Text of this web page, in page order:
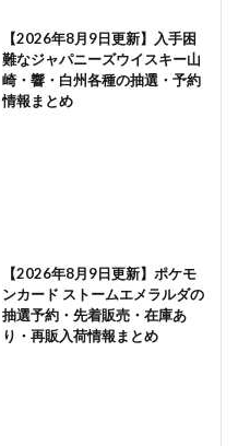
【2026年8月9日更新】入手困
難なジャパニーズウイスキー山
崎・響・白州各種の抽選・予約
情報まとめ
【2026年8月9日更新】ポケモ
ンカード ストームエメラルダの
抽選予約・先着販売・在庫あ
り・再販入荷情報まとめ